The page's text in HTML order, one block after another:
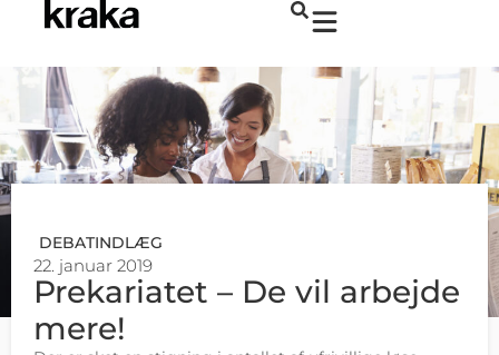
DEBATINDLÆG
22. januar 2019
Prekariatet – De vil arbejde
mere!